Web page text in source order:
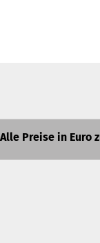
Alle Preise in Euro